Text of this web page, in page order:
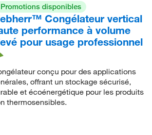
Promotions disponibles
Congélateur vertical
performance à volume
pour usage professionnel
conçu pour des applications
offrant un stockage sécurisé,
et écoénergétique pour les produits
thermosensibles.